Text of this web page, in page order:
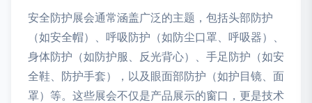
安全防护展会通常涵盖广泛的主题，包括头部防护
（如安全帽）、呼吸防护（如防尘口罩、呼吸器）、
身体防护（如防护服、反光背心）、手足防护（如安
全鞋、防护手套），以及眼面部防护（如护目镜、面
罩）等。这些展会不仅是产品展示的窗口，更是技术